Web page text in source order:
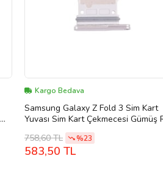
Kargo Bedava
Samsung Galaxy Z Fold 3 Sim Kart
Yuvası Sim Kart Çekmecesi Gümüş
758,60 TL
%23
583,50 TL